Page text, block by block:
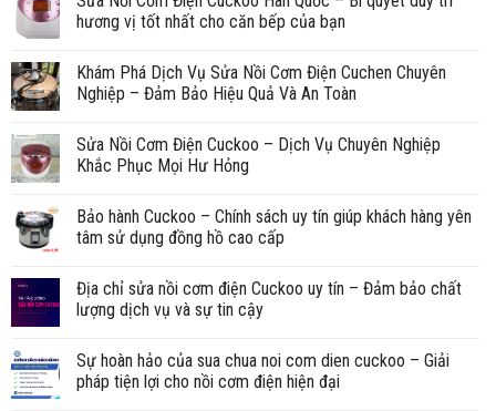
hương vị tốt nhất cho căn bếp của bạn
Khám Phá Dịch Vụ Sửa Nồi Cơm Điện Cuchen Chuyên
Nghiệp – Đảm Bảo Hiệu Quả Và An Toàn
Sửa Nồi Cơm Điện Cuckoo – Dịch Vụ Chuyên Nghiệp
Khắc Phục Mọi Hư Hỏng
Bảo hành Cuckoo – Chính sách uy tín giúp khách hàng yên
tâm sử dụng đồng hồ cao cấp
Địa chỉ sửa nồi cơm điện Cuckoo uy tín – Đảm bảo chất
lượng dịch vụ và sự tin cậy
Sự hoàn hảo của sua chua noi com dien cuckoo – Giải
pháp tiện lợi cho nồi cơm điện hiện đại